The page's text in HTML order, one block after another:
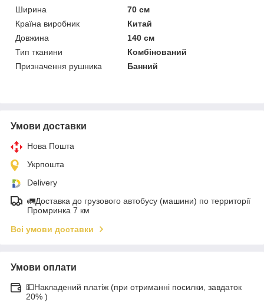
Ширина
70 см
Країна виробник
Китай
Довжина
140 см
Тип тканини
Комбінований
Призначення рушника
Банний
Умови доставки
Нова Пошта
Укрпошта
Delivery
🚛Доставка до грузового автобусу (машини) по территорії
Промринка 7 км
Всі умови доставки
Умови оплати
💵Накладений платіж (при отриманні посилки, завдаток
20% )